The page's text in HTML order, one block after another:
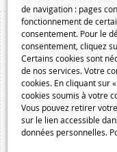
de navigation : pages
fonctionnement de
consentement. Pour le
consentement, cliquez
Certains cookies sont
de nos services. Votre
cookies. En cliquant sur
cookies soumis à votre
Vous pouvez retirer
sur le lien accessible
données personnelles.